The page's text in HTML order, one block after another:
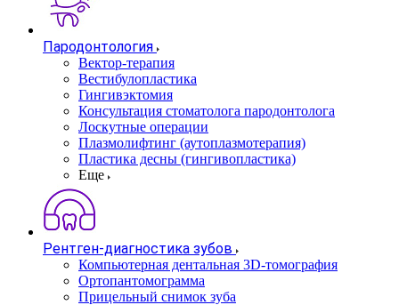
Пародонтология
Вектор-терапия
Вестибулопластика
Гингивэктомия
Консультация стоматолога пародонтолога
Лоскутные операции
Плазмолифтинг (аутоплазмотерапия)
Пластика десны (гингивопластика)
Еще
Рентген-диагностика зубов
Компьютерная дентальная 3D-томография
Ортопантомограмма
Прицельный снимок зуба